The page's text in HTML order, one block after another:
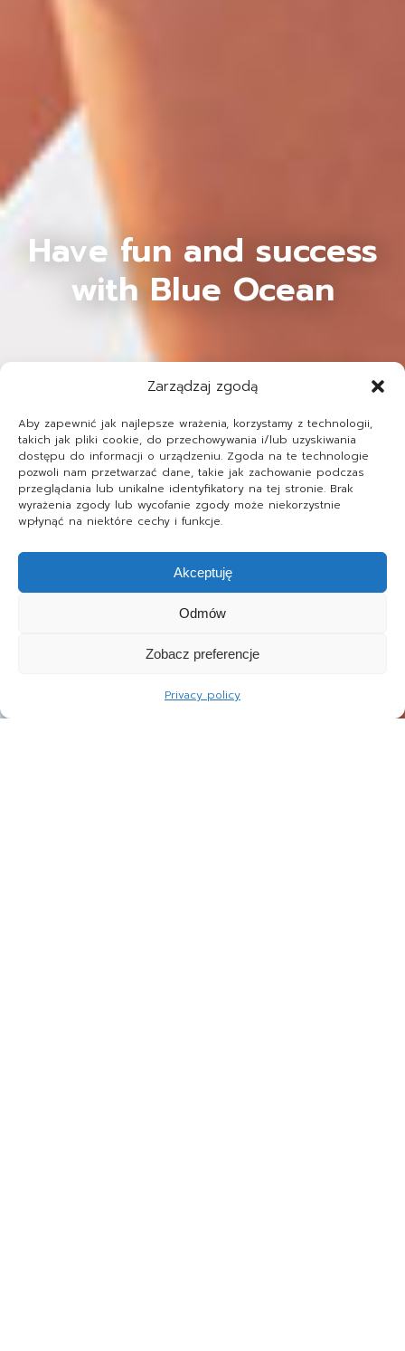
Zarządzaj zgodą
Aby zapewnić jak najlepsze wrażenia, korzystamy z technologii,
takich jak pliki cookie, do przechowywania i/lub uzyskiwania
dostępu do informacji o urządzeniu. Zgoda na te technologie
pozwoli nam przetwarzać dane, takie jak zachowanie podczas
przeglądania lub unikalne identyfikatory na tej stronie. Brak
wyrażenia zgody lub wycofanie zgody może niekorzystnie
wpłynąć na niektóre cechy i funkcje.
Akceptuję
Odmów
Zobacz preferencje
Privacy policy
Have fun and success
with Blue Ocean